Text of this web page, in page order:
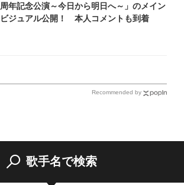
周年記念公演～今日から明日へ～」のメイン
ビジュアル公開！ 本人コメントも到着
Recommended by
歌手名で検索